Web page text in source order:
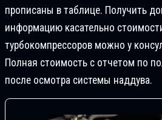
прописаны в таблице. Получить
информацию касательно
турбокомпрессоров можно у
Полная стоимость с отчетом по
после осмотра системы наддува.